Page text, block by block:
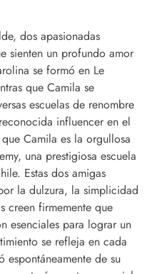
dos apasionadas
sienten un profundo amor
se formó en Le
que Camila se
escuelas de renombre
influencer en el
Camila es la orgullosa
una prestigiosa escuela
Estas dos amigas
la dulzura, la simplicidad
creen firmemente que
esenciales para lograr un
se refleja en cada
de su